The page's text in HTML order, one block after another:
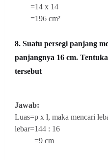
=14 x 14
=196 cm²
8. Suatu persegi panjang
panjangnya 16 cm.
tersebut
Jawab:
Luas=p x l, maka mencari
lebar=144 : 16
=9 cm